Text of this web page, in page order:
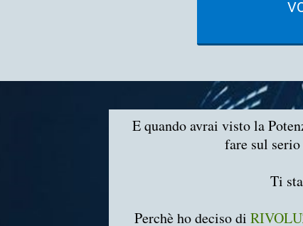
E quando avrai visto la
fare sul
Ti
Perchè ho deciso di